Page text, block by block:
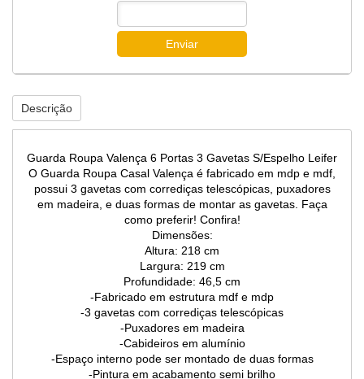
Enviar
Descrição
Guarda Roupa Valença 6 Portas 3 Gavetas S/Espelho Leifer
O Guarda Roupa Casal Valença é fabricado em mdp e mdf,
possui 3 gavetas com corrediças telescópicas, puxadores
em madeira, e duas formas de montar as gavetas. Faça
como preferir! Confira!
Dimensões:
Altura: 218 cm
Largura: 219 cm
Profundidade: 46,5 cm
-Fabricado em estrutura mdf e mdp
-3 gavetas com corrediças telescópicas
-Puxadores em madeira
-Cabideiros em alumínio
-Espaço interno pode ser montado de duas formas
-Pintura em acabamento semi brilho